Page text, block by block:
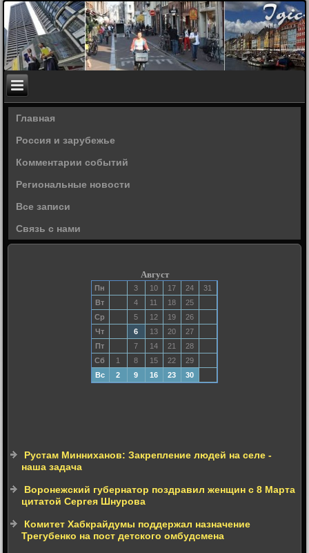
Главная
Россия и зарубежье
Комментарии событий
Региональные новости
Все записи
Связь с нами
Август
Пн 3 10 17 24
31
Вт
4 11 18
25
Ср
5 12 19
26
Чт
6 13 20
27
Пт
7 14 21
28
Сб
1 8 15 22
29
Вс
2 9 16 23 30
Рустам Минниханов: Закрепление людей на селе -
наша задача
Воронежский губернатор поздравил женщин с 8 Марта
цитатой Сергея Шнурова
Комитет Хабкрайдумы поддержал назначение
Трегубенко на пост детского омбудсмена